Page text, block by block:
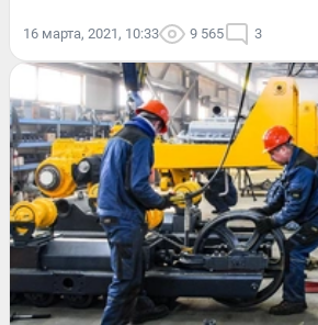
16 марта, 2021, 10:33 9 565 3